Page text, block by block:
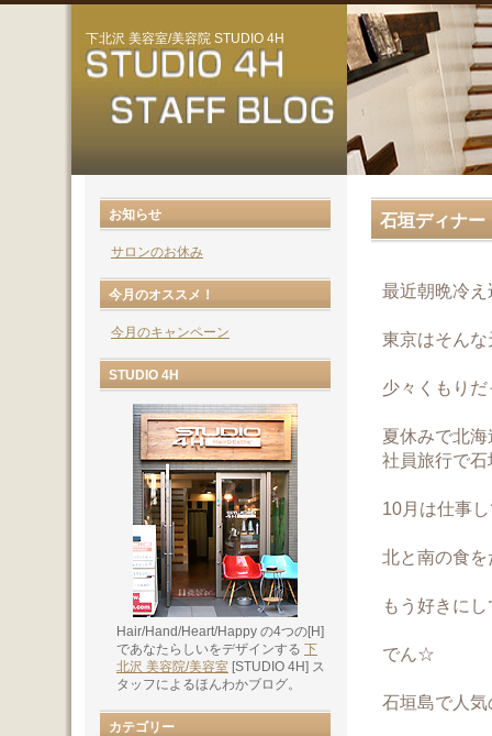
下北沢 美容室/美容院 STUDIO 4H
石垣ディナー
最近朝晩冷
東京はそん
少々くもり
夏休みで北海
社員旅行で石
10月は仕事
北と南の食
もう好きに
でん☆
石垣島で人
お知らせ
サロンのお休み
今月のオススメ！
今月のキャンペーン
STUDIO 4H
Hair/Hand/Heart/Happy の4つの[H]
であなたらしいをデザインする 下
北沢 美容院/美容室 [STUDIO 4H] ス
タッフによるほんわかブログ。
カテゴリー